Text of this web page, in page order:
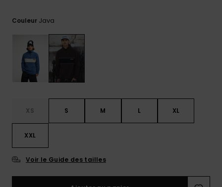
aux
questions
fréquentes
formulaire
Consulter
la FAQ
Couleur Java
XS S M L XL
XXL
Voir le Guide des tailles